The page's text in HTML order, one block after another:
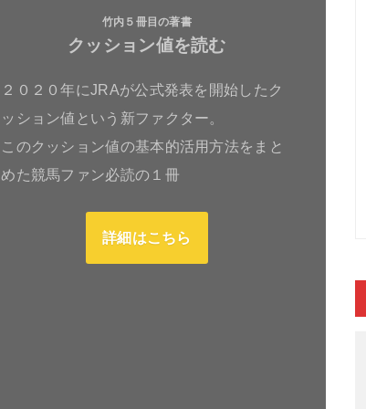
竹内５冊目の著書
クッション値を読む
２０２０年にJRAが公式発表を開始したク
ッション値という新ファクター。
このクッション値の基本的活用方法をまと
めた競馬ファン必読の１冊
詳細はこちら